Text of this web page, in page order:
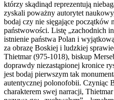
którzy skądinąd reprezentują
zyskali poważny autorytet
bodaj czy nie sięgające początków
państwowości. Listę „zachodnich
istnienie państwa Polan i
za obrazę Boskiej i ludzkiej
Thietmar (975-1018), biskup
doprawdy niezastąpionej kronice
jest bodaj pierwszym tak
autentycznej polonofobii. Czyniąc
charakterem swej narracji,